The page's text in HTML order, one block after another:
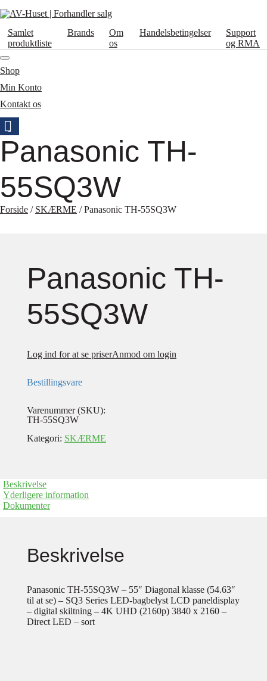
Samlet
produktliste
Brands
Om
os
Handelsbetingelser
Support
og RMA
Shop
Min Konto
Kontakt os
Panasonic TH-
55SQ3W
Forside / SKÆRME / Panasonic TH-55SQ3W
Panasonic TH-
55SQ3W
Log ind for at se priserAnmod om login
Bestillingsvare
Varenummer (SKU):
TH-55SQ3W
Kategori: SKÆRME
Beskrivelse
Yderligere information
Dokumenter
Beskrivelse
Panasonic TH-55SQ3W – 55″ Diagonal klasse (54.63″
til at se) – SQ3 Series LED-bagbelyst LCD paneldisplay
– digital skiltning – 4K UHD (2160p) 3840 x 2160 –
Direct LED – sort